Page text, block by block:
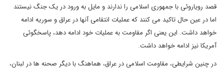
قصد رویاروئی با جمهوری اسلامی را ندارند و مایل به ورود در یک جنگ نیستند
اما در عین حال تاکید می کنند که عملیات انتقامی آنها در عراق و سوریه ادامه
خواهد داشت. این یعنی اگر مقاومت به عملیات خود ادامه دهد، پاسخگوئی
آمریکا نیز ادامه خواهد داشت.
در چنین شرایطی، مقاومت اسلامی در عراق، هماهنگ با دیگر صحنه ها در لبنان،